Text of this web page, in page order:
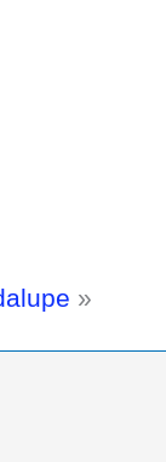
»